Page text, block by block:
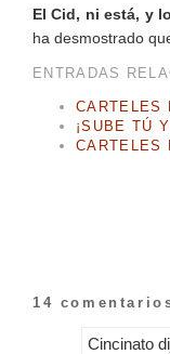
El Cid, ni está, y
ha desmostrado
ENTRADAS
CARTELES
¡SUBE TÚ
CARTELES
14
Cincinato